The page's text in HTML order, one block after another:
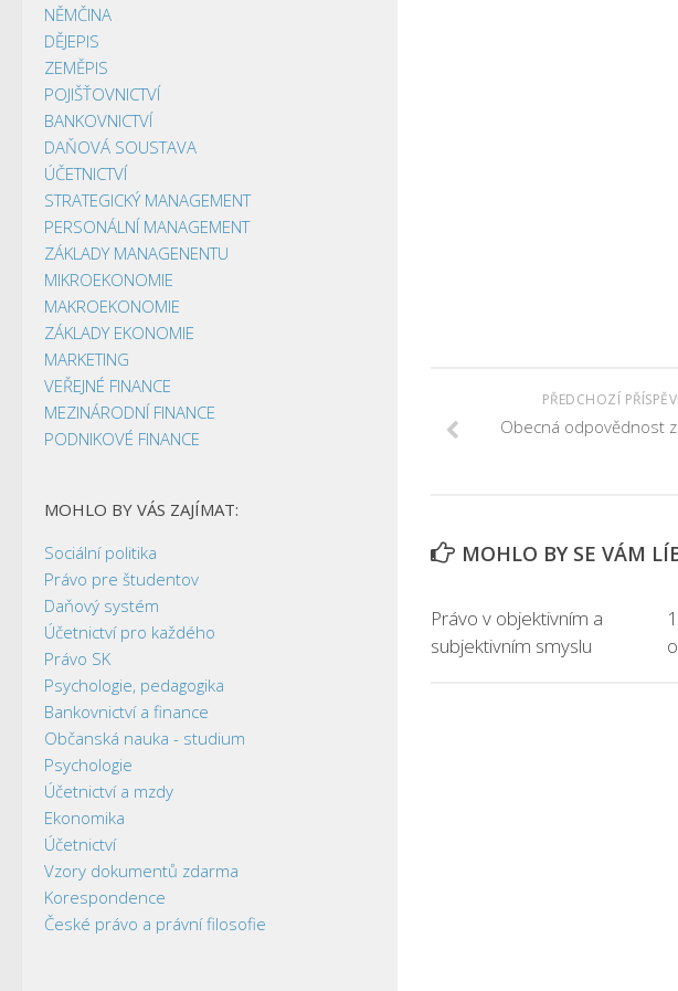
PŘEDCHOZÍ
Obecná odpovědnost
MOHLO BY SE VÁM
Právo v objektivním a
subjektivním smyslu
NĚMČINA
DĚJEPIS
ZEMĚPIS
POJIŠŤOVNICTVÍ
BANKOVNICTVÍ
DAŇOVÁ SOUSTAVA
ÚČETNICTVÍ
STRATEGICKÝ MANAGEMENT
PERSONÁLNÍ MANAGEMENT
ZÁKLADY MANAGENENTU
MIKROEKONOMIE
MAKROEKONOMIE
ZÁKLADY EKONOMIE
MARKETING
VEŘEJNÉ FINANCE
MEZINÁRODNÍ FINANCE
PODNIKOVÉ FINANCE
MOHLO BY VÁS ZAJÍMAT:
Sociální politika
Právo pre študentov
Daňový systém
Účetnictví pro každého
Právo SK
Psychologie, pedagogika
Bankovnictví a finance
Občanská nauka - studium
Psychologie
Účetnictví a mzdy
Ekonomika
Účetnictví
Vzory dokumentů zdarma
Korespondence
České právo a právní filosofie